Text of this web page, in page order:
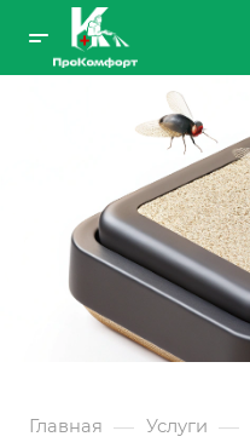
Главная — Услуги —